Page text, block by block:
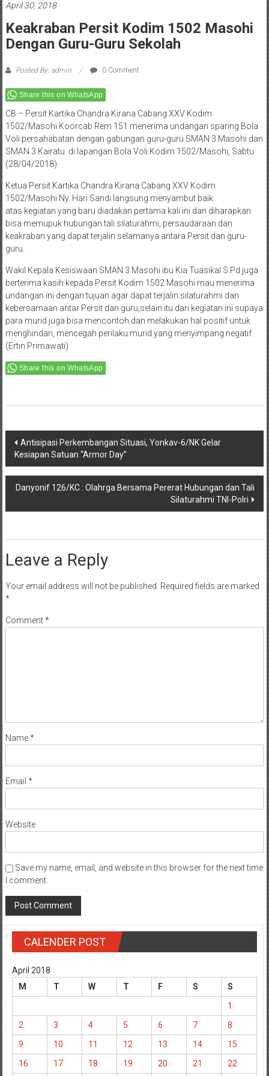
Keakraban Persit Kodim 1502 Masohi
Dengan Guru-Guru Sekolah
CB – Persit Kartika Chandra Kirana Cabang XXV Kodim
1502/Masohi Koorcab Rem 151 menerima undangan sparing Bola
Voli persahabatan dengan gabungan guru-guru SMAN 3 Masohi dan
SMAN 3 Kairatu di lapangan Bola Voli Kodim 1502/Masohi, Sabtu
Ketua Persit Kartika Chandra Kirana Cabang XXV Kodim
1502/Masohi Ny. Hari Sandi langsung menyambut baik
atas kegiatan yang baru diadakan pertama kali ini dan diharapkan
bisa memupuk hubungan tali silaturahmi, persaudaraan dan
keakraban yang dapat terjalin selamanya antara Persit dan guru-
Wakil Kepala Kesiswaan SMAN 3 Masohi ibu Kia Tuasikal S.Pd juga
berterima kasih kepada Persit Kodim 1502 Masohi mau menerima
undangan ini dengan tujuan agar dapat terjalin silaturahmi dan
kebersamaan antar Persit dan guru,selain itu dari kegiatan ini supaya
para murid juga bisa mencontoh dan melakukan hal positif untuk
menghindari, mencegah perilaku murid yang menyimpang negatif.
Post
navigation
Antisipasi Perkembangan Situasi, Yonkav-6/NK Gelar
Kesiapan Satuan “Armor Day”
Danyonif 126/KC : Olahrga Bersama Pererat Hubungan dan Tali
Silaturahmi TNI-Polri
Leave a Reply
Your email address will not be published.
Save my name, email, and website in this browser for the next time
CALENDER POST
April 2018
M
T W T F S
S
1
2
3 4 5 6 7
8
9
10 11 12 13 14
15